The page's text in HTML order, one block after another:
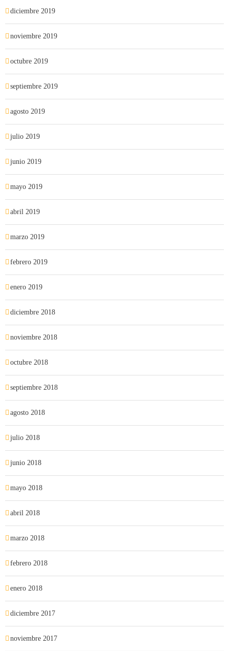
diciembre 2019
noviembre 2019
octubre 2019
septiembre 2019
agosto 2019
julio 2019
junio 2019
mayo 2019
abril 2019
marzo 2019
febrero 2019
enero 2019
diciembre 2018
noviembre 2018
octubre 2018
septiembre 2018
agosto 2018
julio 2018
junio 2018
mayo 2018
abril 2018
marzo 2018
febrero 2018
enero 2018
diciembre 2017
noviembre 2017